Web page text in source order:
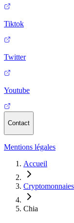
Tiktok
Twitter
Youtube
Contact
Mentions légales
Accueil
Cryptomonnaies
Chia